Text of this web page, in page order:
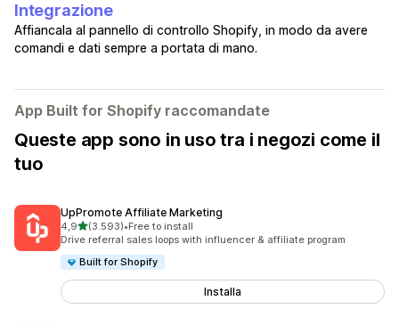
Integrazione
Affiancala al pannello di controllo Shopify, in modo da avere
comandi e dati sempre a portata di mano.
App Built for Shopify raccomandate
Queste app sono in uso tra i negozi come il
tuo
UpPromote Affiliate Marketing
4,9stelle su 5
(3.593)
3593 recensioni totali
•Free to install
Drive referral sales loops with influencer & affiliate program
Built for Shopify
Installa